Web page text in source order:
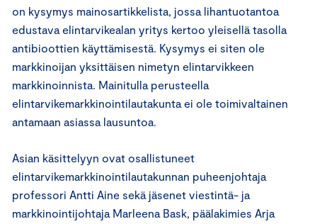
on kysymys mainosartikkelista, jossa lihantuotantoa
edustava elintarvikealan yritys kertoo yleisellä tasolla
antibioottien käyttämisestä. Kysymys ei siten ole
markkinoijan yksittäisen nimetyn elintarvikkeen
markkinoinnista. Mainitulla perusteella
elintarvikemarkkinointilautakunta ei ole toimivaltainen
antamaan asiassa lausuntoa.
Asian käsittelyyn ovat osallistuneet
elintarvikemarkkinointilautakunnan puheenjohtaja
professori Antti Aine sekä jäsenet viestintä- ja
markkinointijohtaja Marleena Bask, päälakimies Arja